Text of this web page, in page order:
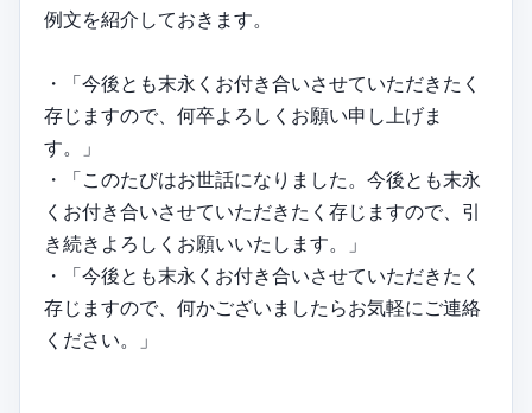
例文を紹介しておきます。
・「今後とも末永くお付き合いさせていただきたく
存じますので、何卒よろしくお願い申し上げま
す。」
・「このたびはお世話になりました。今後とも末永
くお付き合いさせていただきたく存じますので、引
き続きよろしくお願いいたします。」
・「今後とも末永くお付き合いさせていただきたく
存じますので、何かございましたらお気軽にご連絡
ください。」